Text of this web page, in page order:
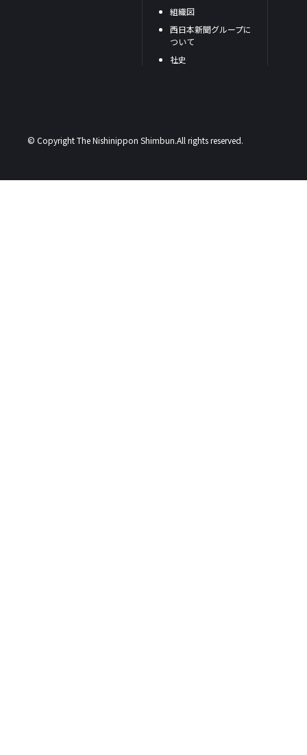
組織図
西日本新聞グループに
ついて
社史
© Copyright The Nishinippon Shimbun.All rights reserved.